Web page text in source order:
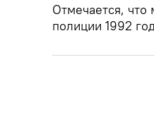
Отмечается, что
полиции 1992